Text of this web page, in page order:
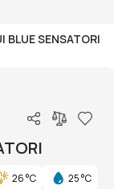
BLUE SENSATORI
26 °C
25 °C